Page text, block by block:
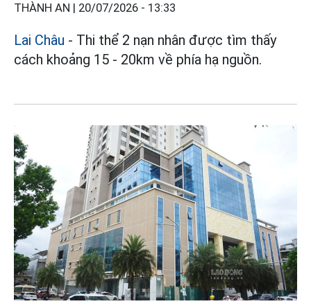
THÀNH AN | 20/07/2026 - 13:33
Lai Châu - Thi thể 2 nạn nhân được tìm thấy
cách khoảng 15 - 20km về phía hạ nguồn.